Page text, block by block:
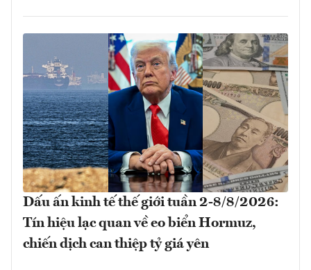
Dấu ấn kinh tế thế giới tuần 2-8/8/2026:
Tín hiệu lạc quan về eo biển Hormuz,
chiến dịch can thiệp tỷ giá yên